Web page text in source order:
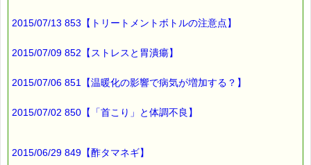
当たる確率は（1等：5% 2等：10% 3等：85%）です。
す。
※1度のご購入につき1枚しかご利用いただけません。
詳しくは下記サイトをご覧ください。
∞∞∞∞∞∞∞∞∞∞∞∞∞∞∞∞∞∞∞∞∞∞∞∞∞∞∞∞∞∞∞∞∞
このメールはｅパスタイムをご利用（ご注文、お問い合わせ、プ
2015/07/13 853【トリートメントボトルの注意点】
2015/07/09 852【ストレスと胃潰瘍】
2015/07/06 851【温暖化の影響で病気が増加する？】
2015/07/02 850【「首こり」と体調不良】
2015/06/29 849【酢タマネギ】